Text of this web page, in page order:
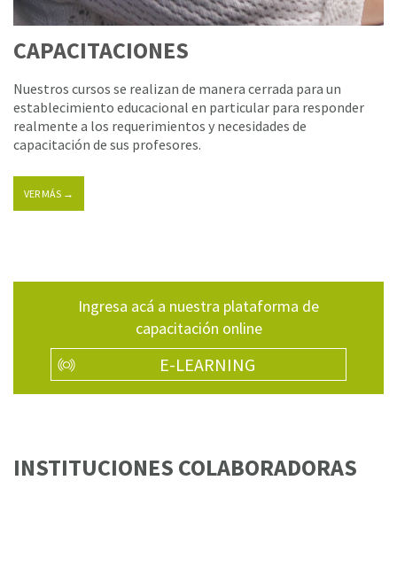
CAPACITACIONES
Nuestros cursos se realizan de manera cerrada para un
establecimiento educacional en particular para responder
realmente a los requerimientos y necesidades de
capacitación de sus profesores.
VER MÁS →
Ingresa acá a nuestra plataforma de
capacitación online
E-LEARNING
INSTITUCIONES COLABORADORAS